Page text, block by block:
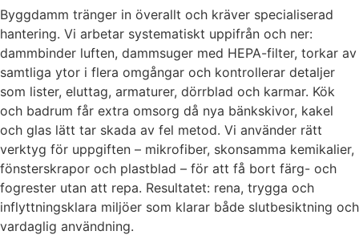
Byggdamm tränger in överallt och kräver specialiserad
hantering. Vi arbetar systematiskt uppifrån och ner:
dammbinder luften, dammsuger med HEPA-filter, torkar av
samtliga ytor i flera omgångar och kontrollerar detaljer
som lister, eluttag, armaturer, dörrblad och karmar. Kök
och badrum får extra omsorg då nya bänkskivor, kakel
och glas lätt tar skada av fel metod. Vi använder rätt
verktyg för uppgiften – mikrofiber, skonsamma kemikalier,
fönsterskrapor och plastblad – för att få bort färg- och
fogrester utan att repa. Resultatet: rena, trygga och
inflyttningsklara miljöer som klarar både slutbesiktning och
vardaglig användning.